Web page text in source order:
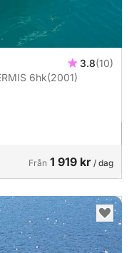
3.8(10)
Båt utan licens BATEAU SANS PERMIS 6hk(2001)
Från 1 919 kr / dag